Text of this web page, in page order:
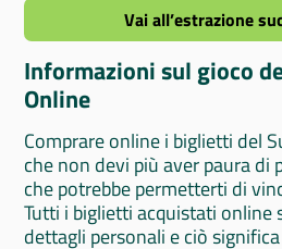
Vai all’estrazione
Informazioni sul gioco
Online
Comprare online i biglietti del
che non devi più aver paura di
che potrebbe permetterti di
Tutti i biglietti acquistati online
dettagli personali e ciò